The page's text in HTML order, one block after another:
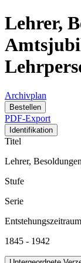
Lehrer,
Archivplan
Bestellen
PDF-Export
Identifikation
Titel
Lehrer,
Stufe
Serie
Entstehungszeitraum
1845 - 1942